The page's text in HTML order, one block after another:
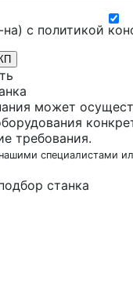
на) с политикой
может
требования.
специалистами
станка